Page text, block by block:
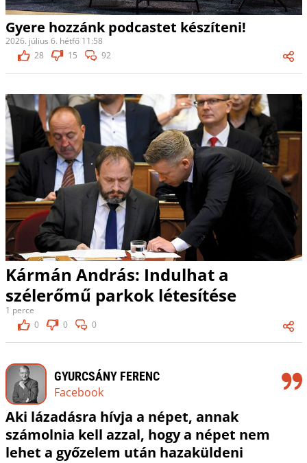
Gyere hozzánk podcastet készíteni!
2026. július 6. hétfő 11:58
28
15 92
Kármán András: Indulhat a
szélerőmű parkok létesítése
1 perce
0
0 0
GYURCSÁNY FERENC
Facebook
Aki lázadásra hívja a népet, annak
számolnia kell azzal, hogy a népet nem
lehet a győzelem után hazaküldeni